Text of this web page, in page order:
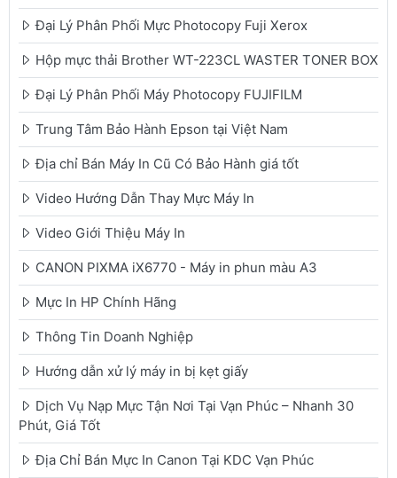
Đại Lý Phân Phối Mực Photocopy Fuji Xerox
Hộp mực thải Brother WT-223CL WASTER TONER BOX
Đại Lý Phân Phối Máy Photocopy FUJIFILM
Trung Tâm Bảo Hành Epson tại Việt Nam
Địa chỉ Bán Máy In Cũ Có Bảo Hành giá tốt
Video Hướng Dẫn Thay Mực Máy In
Video Giới Thiệu Máy In
CANON PIXMA iX6770 - Máy in phun màu A3
Mực In HP Chính Hãng
Thông Tin Doanh Nghiệp
Hướng dẫn xử lý máy in bị kẹt giấy
Dịch Vụ Nạp Mực Tận Nơi Tại Vạn Phúc – Nhanh 30
Phút, Giá Tốt
Địa Chỉ Bán Mực In Canon Tại KDC Vạn Phúc